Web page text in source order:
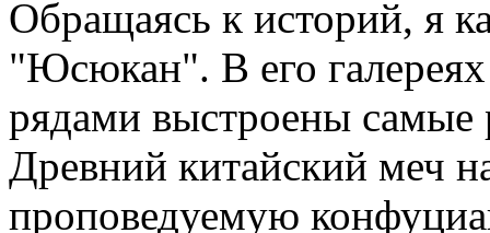
Обращаясь к историй, я
"Юсюкан". В его
рядами выстроены самые
Древний китайский меч
проповедуемую